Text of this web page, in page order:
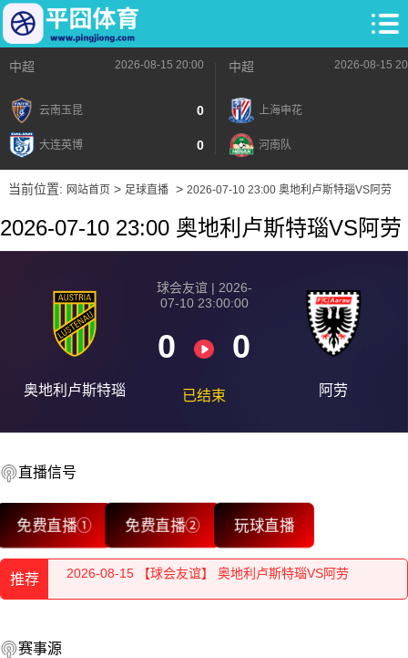
中超 2026-08-15 20:00
云南玉昆 0
大连英博 0
中超 2026-08-15
上海申花
河南队
当前位置: 网站首页> 足球直播> 2026-07-10 23:00 奥地利卢斯特瑙VS阿劳
2026-07-10 23:00 奥地利卢斯特瑙VS阿劳
奥地利卢斯特瑙
球会友谊 | 2026-
07-10 23:00:00
0 0
已结束 阿劳
直播信号
免费直播① 免费直播② 玩球直播
推荐
2026-08-15 【球会友谊】 奥地利卢斯特瑙VS阿劳
2026-08-15 【球会友谊】 奥地利卢斯特瑙VS阿劳
2026-08-15 【球会友谊】 奥地利卢斯特瑙VS阿劳
2026-08-15 【球会友谊】 奥地利卢斯特瑙VS阿劳
赛事源